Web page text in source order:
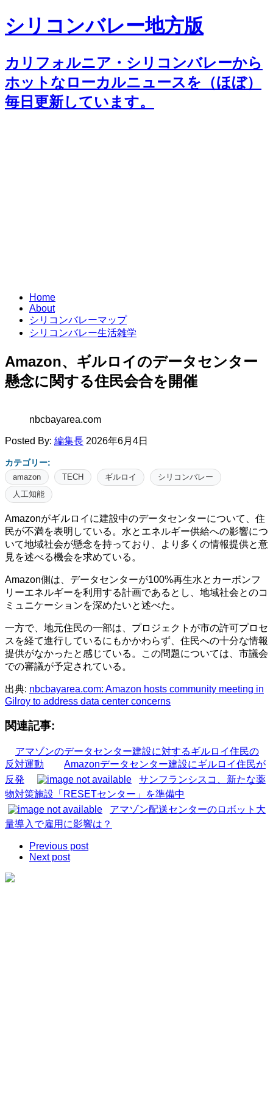
シリコンバレー地方版
カリフォルニア・シリコンバレーから
ホットなローカルニュースを（ほぼ）
毎日更新しています。
Home
About
シリコンバレーマップ
シリコンバレー生活雑学
Amazon、ギルロイのデータセンター
懸念に関する住民会合を開催
nbcbayarea.com
Posted By: 編集長 2026年6月4日
カテゴリー:
amazon TECH ギルロイ
シリコンバレー
人工知能
Amazonがギルロイに建設中のデータセンターについて、住
民が不満を表明している。水とエネルギー供給への影響につ
いて地域社会が懸念を持っており、より多くの情報提供と意
見を述べる機会を求めている。
Amazon側は、データセンターが100%再生水とカーボンフ
リーエネルギーを利用する計画であるとし、地域社会とのコ
ミュニケーションを深めたいと述べた。
一方で、地元住民の一部は、プロジェクトが市の許可プロセ
スを経て進行しているにもかかわらず、住民への十分な情報
提供がなかったと感じている。この問題については、市議会
での審議が予定されている。
出典: nbcbayarea.com: Amazon hosts community meeting in
Gilroy to address data center concerns
関連記事:
アマゾンのデータセンター建設に対するギルロイ住民の
反対運動
Amazonデータセンター建設にギルロイ住民が
反発
サンフランシスコ、新たな薬
物対策施設「RESETセンター」を準備中
アマゾン配送センターのロボット大
量導入で雇用に影響は？
Previous post
Next post